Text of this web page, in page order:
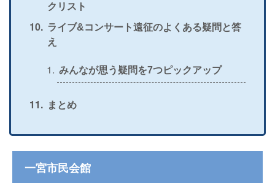
クリスト
ライブ&コンサート遠征のよくある疑問と答
え
みんなが思う疑問を7つピックアップ
まとめ
一宮市民会館